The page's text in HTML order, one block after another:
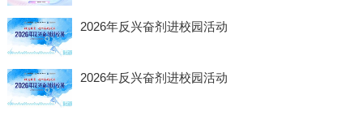
2026年反兴奋剂进校园活动
2026年反兴奋剂进校园活动